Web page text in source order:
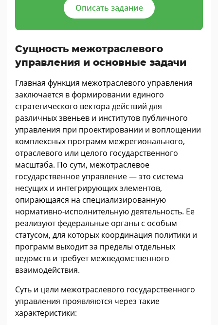
Описать задание
Сущность межотраслевого
управления и основные задачи
Главная функция межотраслевого управления
заключается в формировании единого
стратегического вектора действий для
различных звеньев и институтов публичного
управления при проектировании и воплощении
комплексных программ межрегионального,
отраслевого или целого государственного
масштаба. По сути, межотраслевое
государственное управление — это система
несущих и интегрирующих элементов,
опирающаяся на специализированную
нормативно-исполнительную деятельность. Ее
реализуют федеральные органы с особым
статусом, для которых координация политики и
программ выходит за пределы отдельных
ведомств и требует межведомственного
взаимодействия.
Суть и цели межотраслевого государственного
управления проявляются через такие
характеристики: